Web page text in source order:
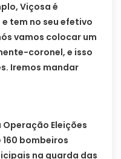
Viçosa é
tem no seu efetivo
vamos colocar um
coronel, e isso
Iremos mandar
Eleições
bombeiros
na guarda das